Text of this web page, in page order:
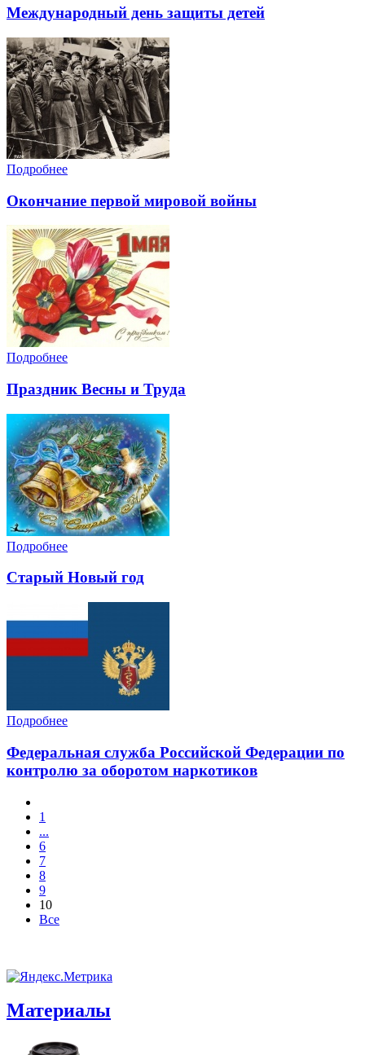
Международный день защиты детей
Подробнее
Окончание первой мировой войны
Подробнее
Праздник Весны и Труда
Подробнее
Старый Новый год
Подробнее
Федеральная служба Российской Федерации по
контролю за оборотом наркотиков
1
...
6
7
8
9
10
Все
Материалы